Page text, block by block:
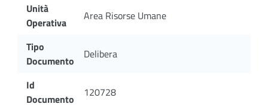
Unità
Operativa
Area Risorse Umane
Tipo
Documento
Delibera
Id
Documento
120728